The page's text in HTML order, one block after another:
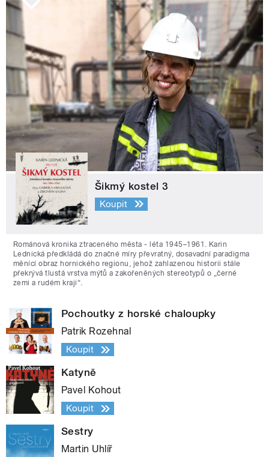
Šikmý kostel 3
Koupit
Románová kronika ztraceného města - léta 1945–1961. Karin
Lednická předkládá do značné míry převratný, dosavadní paradigma
měnící obraz hornického regionu, jehož zahlazenou historii stále
překrývá tlustá vrstva mýtů a zakořeněných stereotypů o „černé
zemi a rudém kraji“.
Pochoutky z horské chaloupky
Patrik Rozehnal
Koupit
Katyně
Pavel Kohout
Koupit
Sestry
Martin Uhlíř